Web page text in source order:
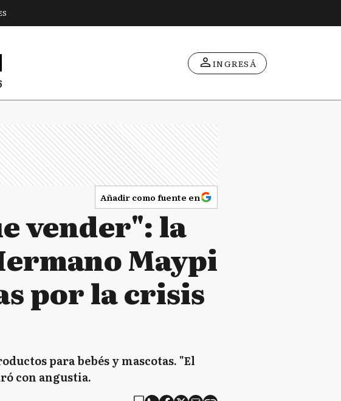
INGRESÁ
Añadir como fuente en
vender": la
Maypi
por la crisis
para bebés y mascotas. "El
con angustia.